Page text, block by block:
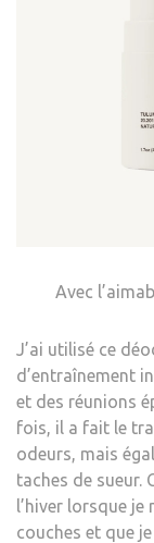
Avec
J’ai utilisé ce
d’entraînement
et des réunions
fois, il a fait le
odeurs, mais
taches de sueur.
l’hiver lorsque
couches et que